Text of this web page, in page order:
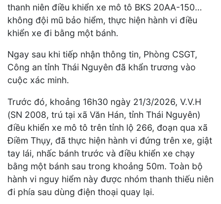
thanh niên điều khiển xe mô tô BKS 20AA-150…
không đội mũ bảo hiểm, thực hiện hành vi điều
khiển xe đi bằng một bánh.
Ngay sau khi tiếp nhận thông tin, Phòng CSGT,
Công an tỉnh Thái Nguyên đã khẩn trương vào
cuộc xác minh.
Trước đó, khoảng 16h30 ngày 21/3/2026, V.V.H
(SN 2008, trú tại xã Văn Hán, tỉnh Thái Nguyên)
điều khiển xe mô tô trên tỉnh lộ 266, đoạn qua xã
Điềm Thụy, đã thực hiện hành vi đứng trên xe, giật
tay lái, nhấc bánh trước và điều khiển xe chạy
bằng một bánh sau trong khoảng 50m. Toàn bộ
hành vi nguy hiểm này được nhóm thanh thiếu niên
đi phía sau dùng điện thoại quay lại.